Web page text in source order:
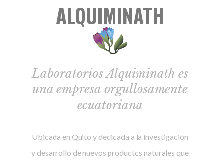
ALQUIMINATH
Laboratorios Alquiminath es
una empresa orgullosamente
ecuatoriana
Ubicada en Quito y dedicada a la investigación
y desarrollo de nuevos productos naturales que